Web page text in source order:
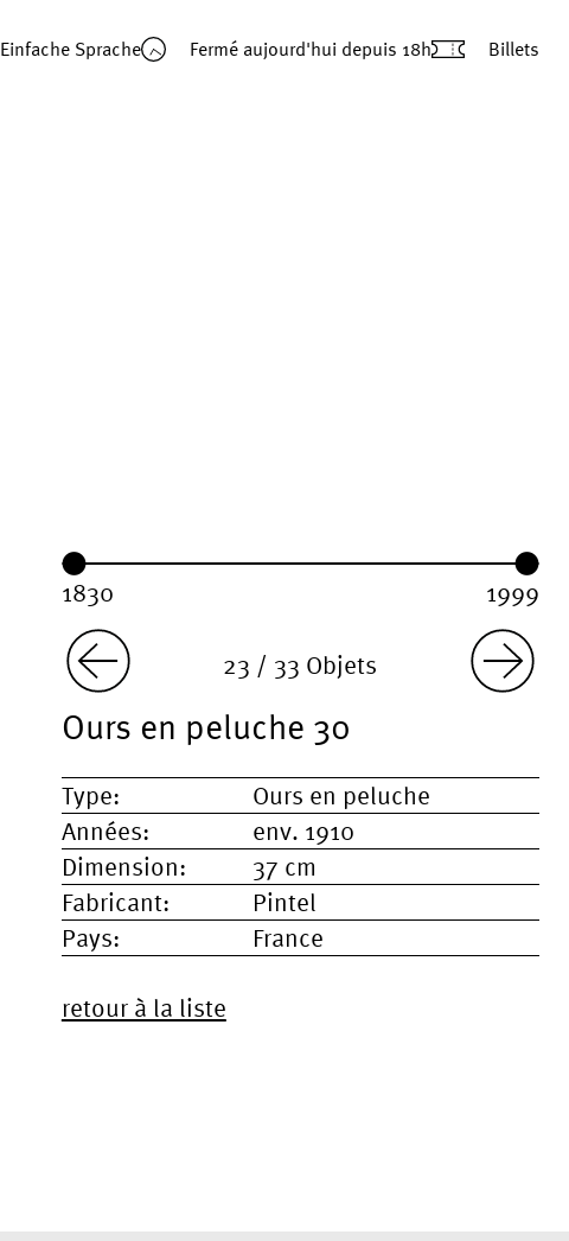
Einfache Sprache Fermé aujourd'hui depuis 18h Billets
Year range:
Year from:
Year until:
23 / 33 Objets
Ours en peluche 30
Type:
Ours en peluche
Années:
env. 1910
Dimension:
37 cm
Fabricant:
Pintel
Pays:
France
retour à la liste